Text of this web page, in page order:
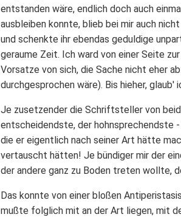
entstanden wäre, endlich doch auch
ausbleiben konnte, blieb bei mir auch
und schenkte ihr ebendas geduldige
geraume Zeit. Ich ward von einer Seite
Vorsatze von sich, die Sache nicht eher
durchgesprochen wäre). Bis hieher,
Je zusetzender die Schriftsteller von
entscheidendste, der hohnsprechendste
die er eigentlich nach seiner Art hätte
vertauscht hätten! Je bündiger mir der
der andere ganz zu Boden treten wollte,
Das konnte von einer bloßen
mußte folglich mit an der Art liegen, mit